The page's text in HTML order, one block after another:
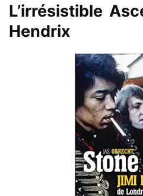
L’irrésistible
Hendrix